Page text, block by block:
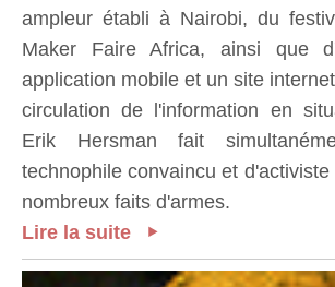
ampleur établi à Nairobi, du
Maker Faire Africa, ainsi que
application mobile et un site
circulation de l'information en
Erik Hersman fait
technophile convaincu et
nombreux faits d'armes.
Lire la suite